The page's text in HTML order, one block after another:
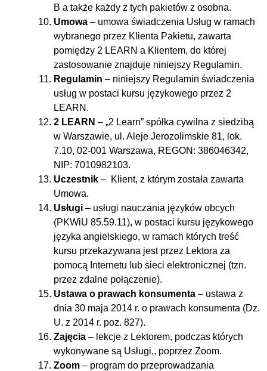
B a także każdy z tych pakietów z osobna.
Umowa – umowa świadczenia Usług w ramach
wybranego przez Klienta Pakietu, zawarta
pomiędzy 2 LEARN a Klientem, do której
zastosowanie znajduje niniejszy Regulamin.
Regulamin – niniejszy Regulamin świadczenia
usług w postaci kursu językowego przez 2
LEARN.
2 LEARN – „2 Learn” spółka cywilna z siedzibą
w Warszawie, ul. Aleje Jerozolimskie 81, lok.
7.10, 02-001 Warszawa, REGON: 386046342,
NIP: 7010982103.
Uczestnik – Klient, z którym została zawarta
Umowa.
Usługi – usługi nauczania języków obcych
(PKWiU 85.59.11), w postaci kursu językowego
języka angielskiego, w ramach których treść
kursu przekazywana jest przez Lektora za
pomocą Internetu lub sieci elektronicznej (tzn.
przez zdalne połączenie).
Ustawa o prawach konsumenta – ustawa z
dnia 30 maja 2014 r. o prawach konsumenta (Dz.
U. z 2014 r. poz. 827).
Zajęcia – lekcje z Lektorem, podczas których
wykonywane są Usługi,, poprzez Zoom.
Zoom – program do przeprowadzania